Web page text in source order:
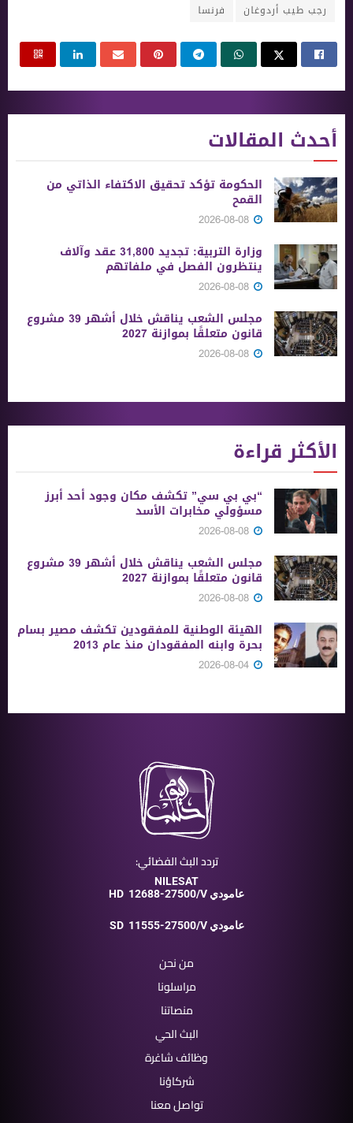
رجب طيب أردوغان
فرنسا
أحدث المقالات
الحكومة تؤكد تحقيق الاكتفاء الذاتي من
القمح
وزارة التربية: تجديد 31,800 عقد وآلاف
ينتظرون الفصل في ملفاتهم
مجلس الشعب يناقش خلال أشهر 39 مشروع
قانون متعلقًا بموازنة 2027
الأكثر قراءة
“بي بي سي” تكشف مكان وجود أحد أبرز
مسؤولي مخابرات الأسد
مجلس الشعب يناقش خلال أشهر 39 مشروع
قانون متعلقًا بموازنة 2027
الهيئة الوطنية للمفقودين تكشف مصير بسام
بحرة وابنه المفقودان منذ عام 2013
تردد البث الفضائي:
NILESAT
HD
12688-27500/V عامودي
SD 11555-27500/V عامودي
من نحن
مراسلونا
منصاتنا
البث الحي
وظائف شاغرة
شركاؤنا
تواصل معنا